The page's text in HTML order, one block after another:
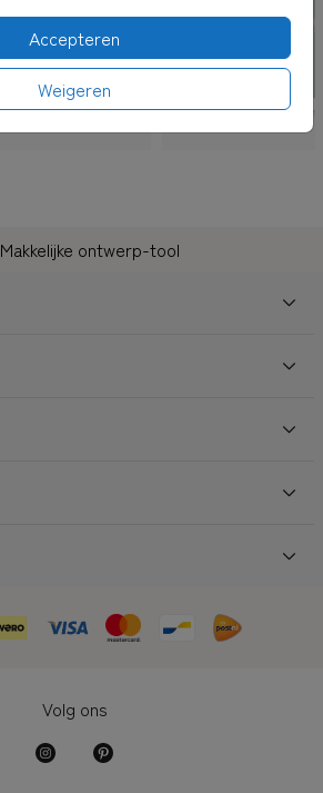
Accepteren
Weigeren
Makkelijke ontwerp-tool
Volg ons